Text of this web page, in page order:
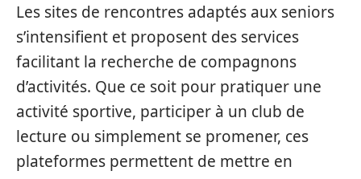
Les sites de rencontres adaptés aux seniors
s’intensifient et proposent des services
facilitant la recherche de compagnons
d’activités. Que ce soit pour pratiquer une
activité sportive, participer à un club de
lecture ou simplement se promener, ces
plateformes permettent de mettre en